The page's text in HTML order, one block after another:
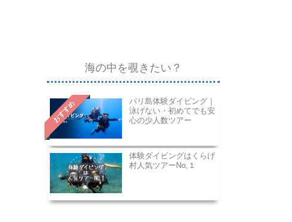
海の中を覗きたい？
おすすめ
バリ島体験ダイビング｜
泳げない・初めてでも安
心の少人数ツアー
体験ダイビングはくらげ
村人気ツアーNo,１